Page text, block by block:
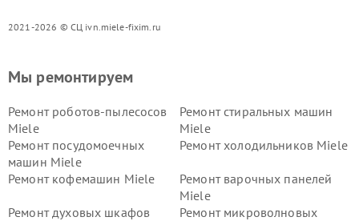
2021-2026 © СЦ ivn.miele-fixim.ru
Мы ремонтируем
Ремонт роботов-пылесосов
Miele
Ремонт стиральных машин
Miele
Ремонт посудомоечных
машин Miele
Ремонт холодильников Miele
Ремонт кофемашин Miele
Ремонт варочных панелей
Miele
Ремонт духовых шкафов
Ремонт микроволновых